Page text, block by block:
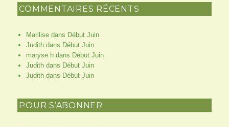
COMMENTAIRES RÉCENTS
Marilisedans Début Juin
Judithdans Début Juin
maryse hdans Début Juin
Judithdans Début Juin
Judithdans Début Juin
POUR S’ABONNER